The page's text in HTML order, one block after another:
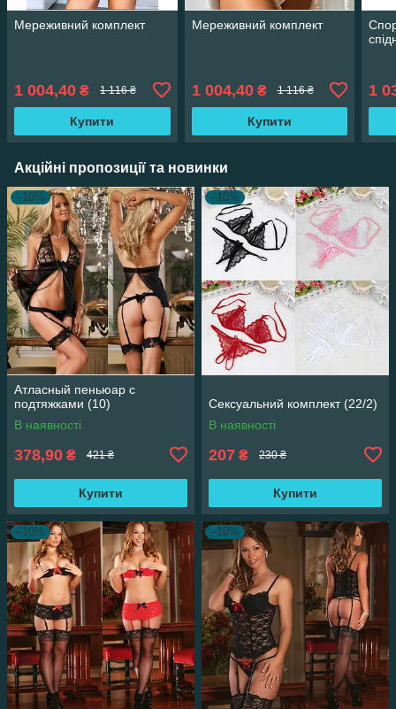
Мереживний комплект
1 004,40 ₴ 1 116 ₴
Купити
Мереживний комплект
1 004,40₴ 1 116 ₴
Купити
1
Акційні пропозиції та новинки
–10%
Атласный пеньюар с
подтяжками (10)
В наявності
378,90 ₴ 421 ₴
Купити
–10%
Сексуальний комплект (22/2)
В наявності
207 ₴ 230 ₴
Купити
–10% –10%